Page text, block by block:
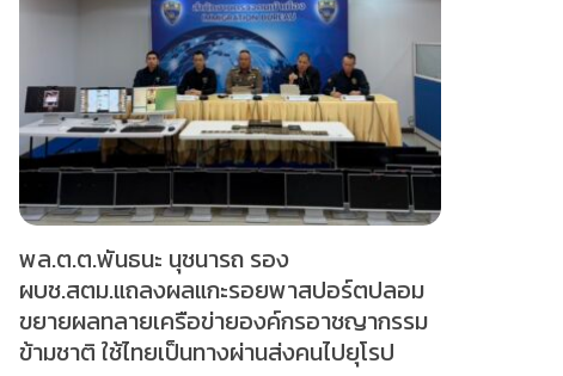
พล.ต.ต.พันธนะ นุชนารถ รอง
ผบช.สตม.แถลงผลแกะรอยพาสปอร์ตปลอม
ขยายผลทลายเครือข่ายองค์กรอาชญากรรม
ข้ามชาติ ใช้ไทยเป็นทางผ่านส่งคนไปยุโรป